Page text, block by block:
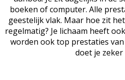
boeken of computer. Alle
geestelijk vlak. Maar hoe zit
regelmatig? Je lichaam heeft
worden ook top prestaties van
doet je zeker